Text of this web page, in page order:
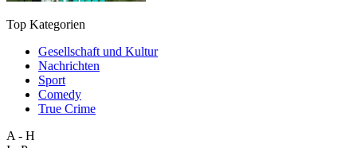
Top Kategorien
Gesellschaft und Kultur
Nachrichten
Sport
Comedy
True Crime
A - H